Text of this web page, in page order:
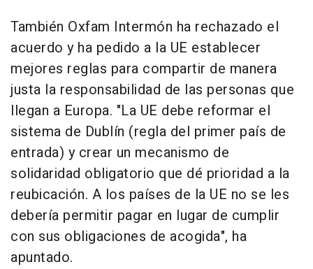
También Oxfam Intermón ha rechazado el
acuerdo y ha pedido a la UE establecer
mejores reglas para compartir de manera
justa la responsabilidad de las personas que
llegan a Europa. "La UE debe reformar el
sistema de Dublín (regla del primer país de
entrada) y crear un mecanismo de
solidaridad obligatorio que dé prioridad a la
reubicación. A los países de la UE no se les
debería permitir pagar en lugar de cumplir
con sus obligaciones de acogida", ha
apuntado.